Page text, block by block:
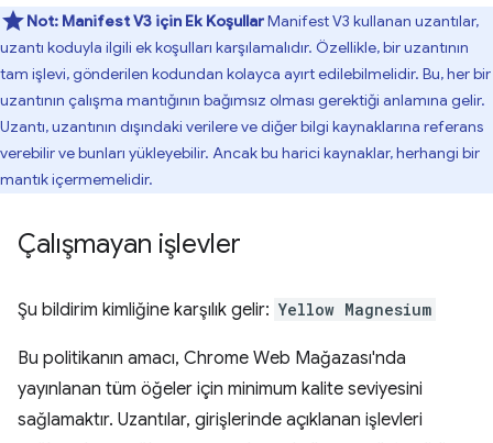
Not: Manifest V3 için Ek KoşullarManifest V3 kullanan uzantılar,
uzantı koduyla ilgili ek koşulları karşılamalıdır. Özellikle, bir uzantının
tam işlevi, gönderilen kodundan kolayca ayırt edilebilmelidir. Bu, her bir
uzantının çalışma mantığının bağımsız olması gerektiği anlamına gelir.
Uzantı, uzantının dışındaki verilere ve diğer bilgi kaynaklarına referans
verebilir ve bunları yükleyebilir. Ancak bu harici kaynaklar, herhangi bir
mantık içermemelidir.
Çalışmayan işlevler
Şu bildirim kimliğine karşılık gelir: Yellow Magnesium
Bu politikanın amacı, Chrome Web Mağazası'nda
yayınlanan tüm öğeler için minimum kalite seviyesini
sağlamaktır. Uzantılar, girişlerinde açıklanan işlevleri